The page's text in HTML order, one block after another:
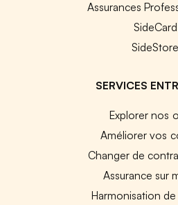
Assurances
SideCard
SideStore
SERVICES
Explorer nos
Améliorer vos
Changer de
Assurance sur
Harmonisation